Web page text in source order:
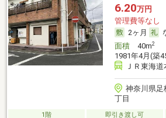
6.20万円
管理費等なし
2ヶ月
面積40m2
1981年4月(築
ＪＲ東海
神奈川県足
丁目
1階 即引き渡し可